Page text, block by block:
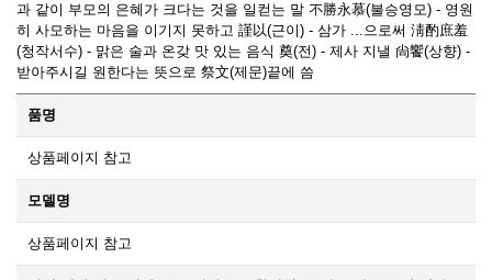
과 같이 부모의 은혜가 크다는 것을 일컫는 말 不勝永慕(불승영모) - 영원
히 사모하는 마음을 이기지 못하고 謹以(근이) - 삼가 ...으로써 淸酌庶羞
(청작서수) - 맑은 술과 온갖 맛 있는 음식 奠(전) - 제사 지낼 尙饗(상향) -
받아주시길 원한다는 뜻으로 祭文(제문)끝에 씀
품명
상품페이지 참고
모델명
상품페이지 참고